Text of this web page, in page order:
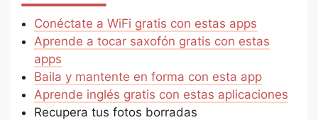
Conéctate a WiFi gratis con estas apps
Aprende a tocar saxofón gratis con estas
apps
Baila y mantente en forma con esta app
Aprende inglés gratis con estas aplicaciones
Recupera tus fotos borradas